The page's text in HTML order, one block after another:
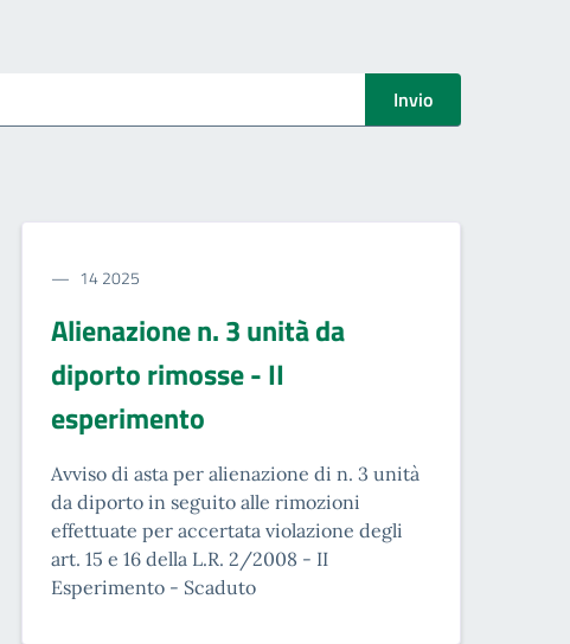
Invio
14 2025
Alienazione n. 3 unità da
diporto rimosse - II
esperimento
Avviso di asta per alienazione di n. 3 unità
da diporto in seguito alle rimozioni
effettuate per accertata violazione degli
art. 15 e 16 della L.R. 2/2008 - II
Esperimento - Scaduto